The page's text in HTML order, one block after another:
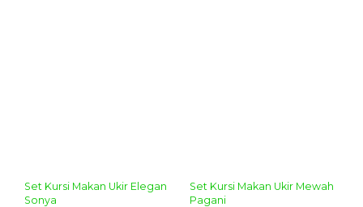
Set Kursi Makan Ukir Elegan
Sonya
Set Kursi Makan Ukir Mewah
Pagani